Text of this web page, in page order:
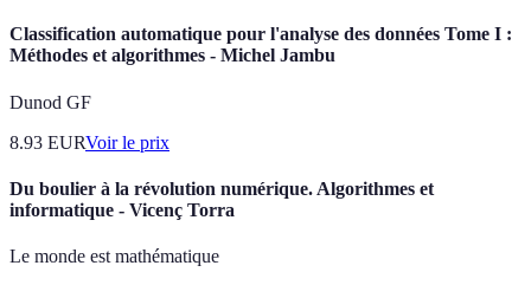
Classification automatique pour l'analyse des données Tome I :
Méthodes et algorithmes - Michel Jambu
Dunod GF
8.93 EURVoir le prix
Du boulier à la révolution numérique. Algorithmes et
informatique - Vicenç Torra
Le monde est mathématique